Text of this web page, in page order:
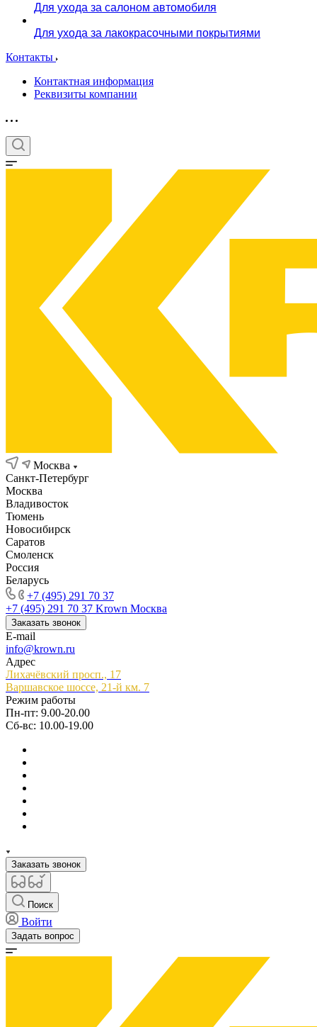
Для ухода за салоном автомобиля
Для ухода за лакокрасочными покрытиями
Контакты
Контактная информация
Реквизиты компании
Москва
Санкт-Петербург
Москва
Владивосток
Тюмень
Новосибирск
Саратов
Смоленск
Россия
Беларусь
+7 (495) 291 70 37
+7 (495) 291 70 37 Krown Москва
Заказать звонок
E-mail
info@krown.ru
Адрес
Лихачёвский просп., 17
Варшавское шоссе, 21-й км. 7
Режим работы
Пн-пт: 9.00-20.00
Сб-вс: 10.00-19.00
Заказать звонок
Поиск
Войти
Задать вопрос